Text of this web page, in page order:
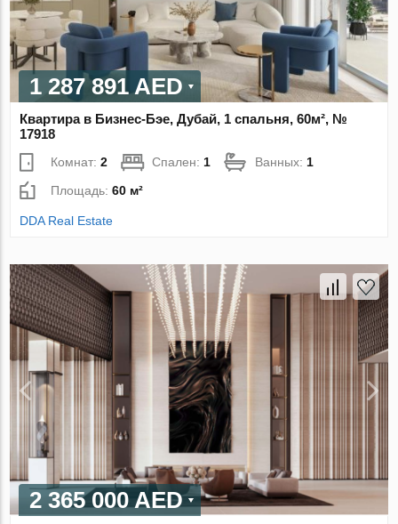
1 287 891 AED
Квартира в Бизнес-Бэе, Дубай, 1 спальня, 60м², №
17918
Комнат:2 Спален: 1 Ванных: 1
Площадь:60 м²
DDA Real Estate
2 365 000 AED